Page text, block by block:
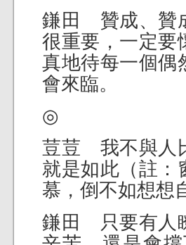
鎌田 贊成、贊
很重要，一定要
真地待每一個偶
會來臨。
◎
荳荳 我不與人
就是如此（註：
慕，倒不如想想
鎌田 只要有人